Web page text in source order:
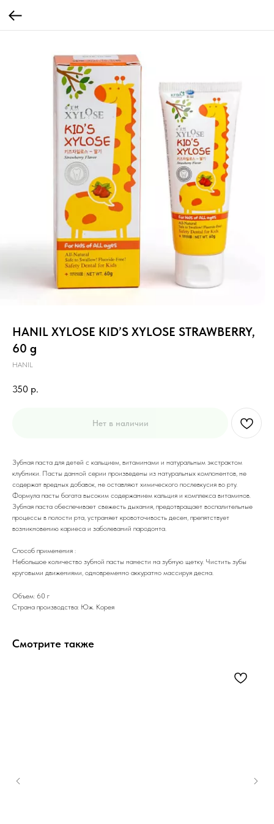
HANIL XYLOSE KID’S XYLOSE STRAWBERRY,
60 g
HANIL
350 р.
Нет в наличии
Зубная паста для детей с кальцием, витаминами и натуральным экстрактом
клубники. Пасты данной серии произведены из натуральных компонентов, не
содержат вредных добавок, не оставляют химического послевкусия во рту.
Формула пасты богата высоким содержанием кальция и комплекса витаминов.
Зубная паста обеспечивает свежесть дыхания, предотвращает воспалительные
процессы в полости рта, устраняет кровоточивость десен, препятствует
возникновению кариеса и заболеваний пародонта.
Способ применения :
Небольшое количество зубной пасты нанести на зубную щетку. Чистить зубы
круговыми движениями, одновременно аккуратно массируя десна.
Объем: 60 г
Страна производства: Юж. Корея
Смотрите также